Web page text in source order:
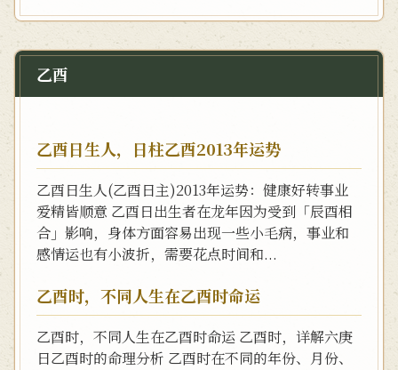
乙酉
乙酉日生人，日柱乙酉2013年运势
乙酉日生人(乙酉日主)2013年运势：健康好转事业
爱精皆顺意 乙酉日出生者在龙年因为受到「辰酉相
合」影响，身体方面容易出现一些小毛病，事业和
感情运也有小波折，需要花点时间和...
乙酉时，不同人生在乙酉时命运
乙酉时，不同人生在乙酉时命运 乙酉时，详解六庚
日乙酉时的命理分析 乙酉时在不同的年份、月份、